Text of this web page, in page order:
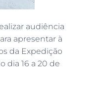
audiência
apresentar à
da Expedição
dia 16 a 20 de